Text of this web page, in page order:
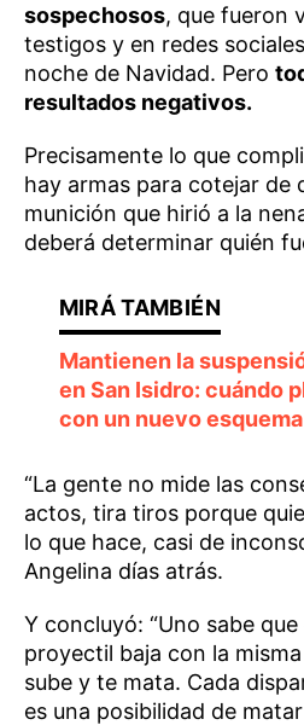
sospechosos, que fueron
testigos y en redes
noche de Navidad. Pero
resultados negativos.
Precisamente lo que
hay armas para cotejar de
munición que hirió a la
deberá determinar quién
Mantienen la
en San Isidro: cuándo
con un nuevo esquema
“La gente no mide las
actos, tira tiros porque
lo que hace, casi de
Angelina días atrás.
Y concluyó: “Uno sabe
proyectil baja con la
sube y te mata. Cada
es una posibilidad de